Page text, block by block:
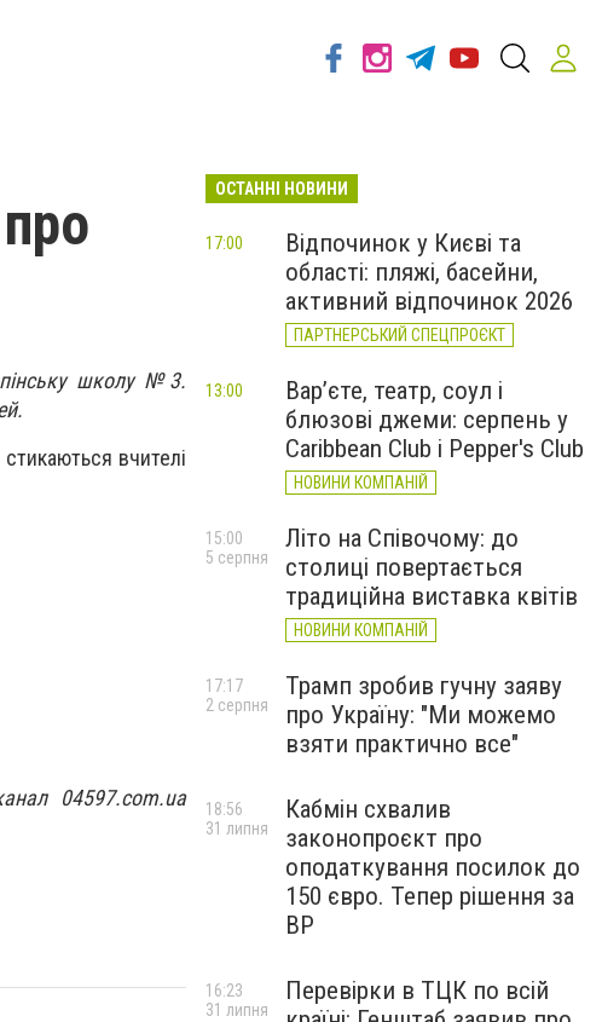
школу №3.
вчителі
04597.com.ua
ОСТАННІ НОВИНИ
Відпочинок у Києві та
області: пляжі, басейни,
активний відпочинок 2026
ПАРТНЕРСЬКИЙ СПЕЦПРОЄКТ
17:00
Вар’єте, театр, соул і
блюзові джеми: серпень у
Caribbean Club і Pepper's Club
НОВИНИ КОМПАНІЙ
13:00
Літо на Співочому: до
столиці повертається
традиційна виставка квітів
НОВИНИ КОМПАНІЙ
15:00
5 серпня
Трамп зробив гучну заяву
про Україну: "Ми можемо
взяти практично все"
17:17
2 серпня
Кабмін схвалив
законопроєкт про
оподаткування посилок до
150 євро. Тепер рішення за
ВР
18:56
31 липня
Перевірки в ТЦК по всій
16:23
31 липня